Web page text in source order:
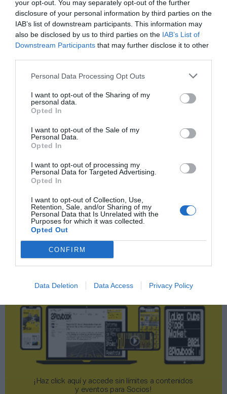
your opt-out. You may separately opt-out of the further
disclosure of your personal information by third parties on the
IAB’s list of downstream participants. This information may
also be disclosed by us to third parties on the IAB’s List of
Downstream Participants that may further disclose it to other
Personal Data Processing Opt Outs
I want to opt-out of the Sharing of my
personal data.
Opted In
I want to opt-out of the Sale of my
Personal Data.
Opted In
I want to opt-out of processing my
Personal Data for Targeted Advertising.
Opted In
I want to opt-out of Collection, Use,
Retention, Sale, and/or Sharing of my
Personal Data that Is Unrelated with the
Purposes for which it was collected.
Opted Out
CONFIRM
Data Deletion Data Access Privacy Policy
Índex2P
Federaciones
de forma gratuita
Mantente informado con las últimas noticias de actualidad.
ACTIVAR AHORA
Publicidad
2Playbook Club2P
¡Haz click aquí y accede sin límites a contenidos
y eventos para Socios!​​​​​​​